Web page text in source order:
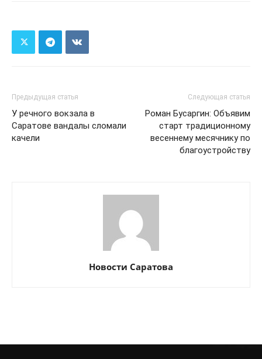
Предыдущая статья
У речного вокзала в
Саратове вандалы сломали
качели
Следующая статья
Роман Бусаргин: Объявим
старт традиционному
весеннему месячнику по
благоустройству
Новости Саратова